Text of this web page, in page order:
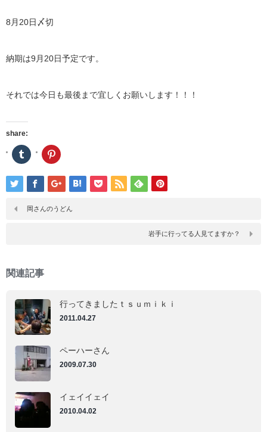
8月20日〆切
納期は9月20日予定です。
それでは今日も最後まで宜しくお願いします！！！
share:
ク
リ
ク
し
て
で
共
ン
ド
開
き
ま
す)
ク
リ
ク
し
て
で
共
開
き
ま
す)
岡さんのうどん
岩手に行ってる人見てますか？
関連記事
行ってきましたｔｓｕｍｉｋｉ
2011.04.27
ペーハーさん
2009.07.30
イェイイェイ
2010.04.02